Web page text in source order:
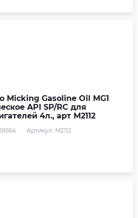
Micking Gasoline Oil MG1
API SP/RC для
4л., арт M2112
Артикул: M2112